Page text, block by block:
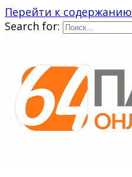
Перейти к содержанию
Search for: